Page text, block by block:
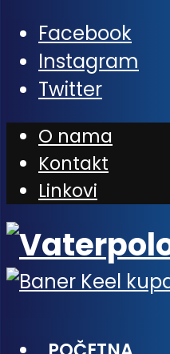
Facebook
Instagram
Twitter
O nama
Kontakt
Linkovi